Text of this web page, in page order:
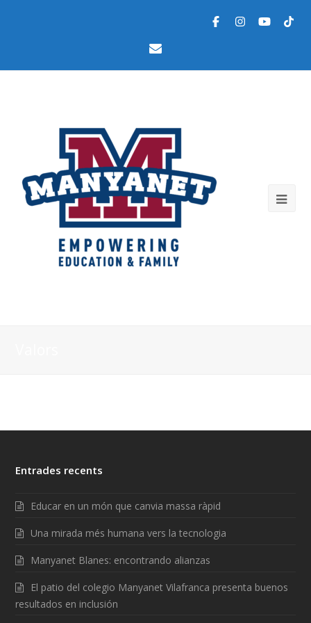
Entrades recents
Educar en un món que canvia massa ràpid
Una mirada més humana vers la tecnologia
Manyanet Blanes: encontrando alianzas
El patio del colegio Manyanet Vilafranca presenta buenos
resultados en inclusión